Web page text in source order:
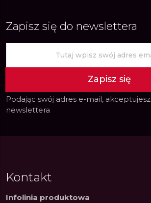
Zapisz się do newslettera
Zapisz się
Podając swój adres e-mail, akceptujesz
newslettera
Kontakt
Infolinia produktowa